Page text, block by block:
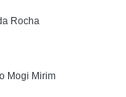
Rocha
Mogi Mirim